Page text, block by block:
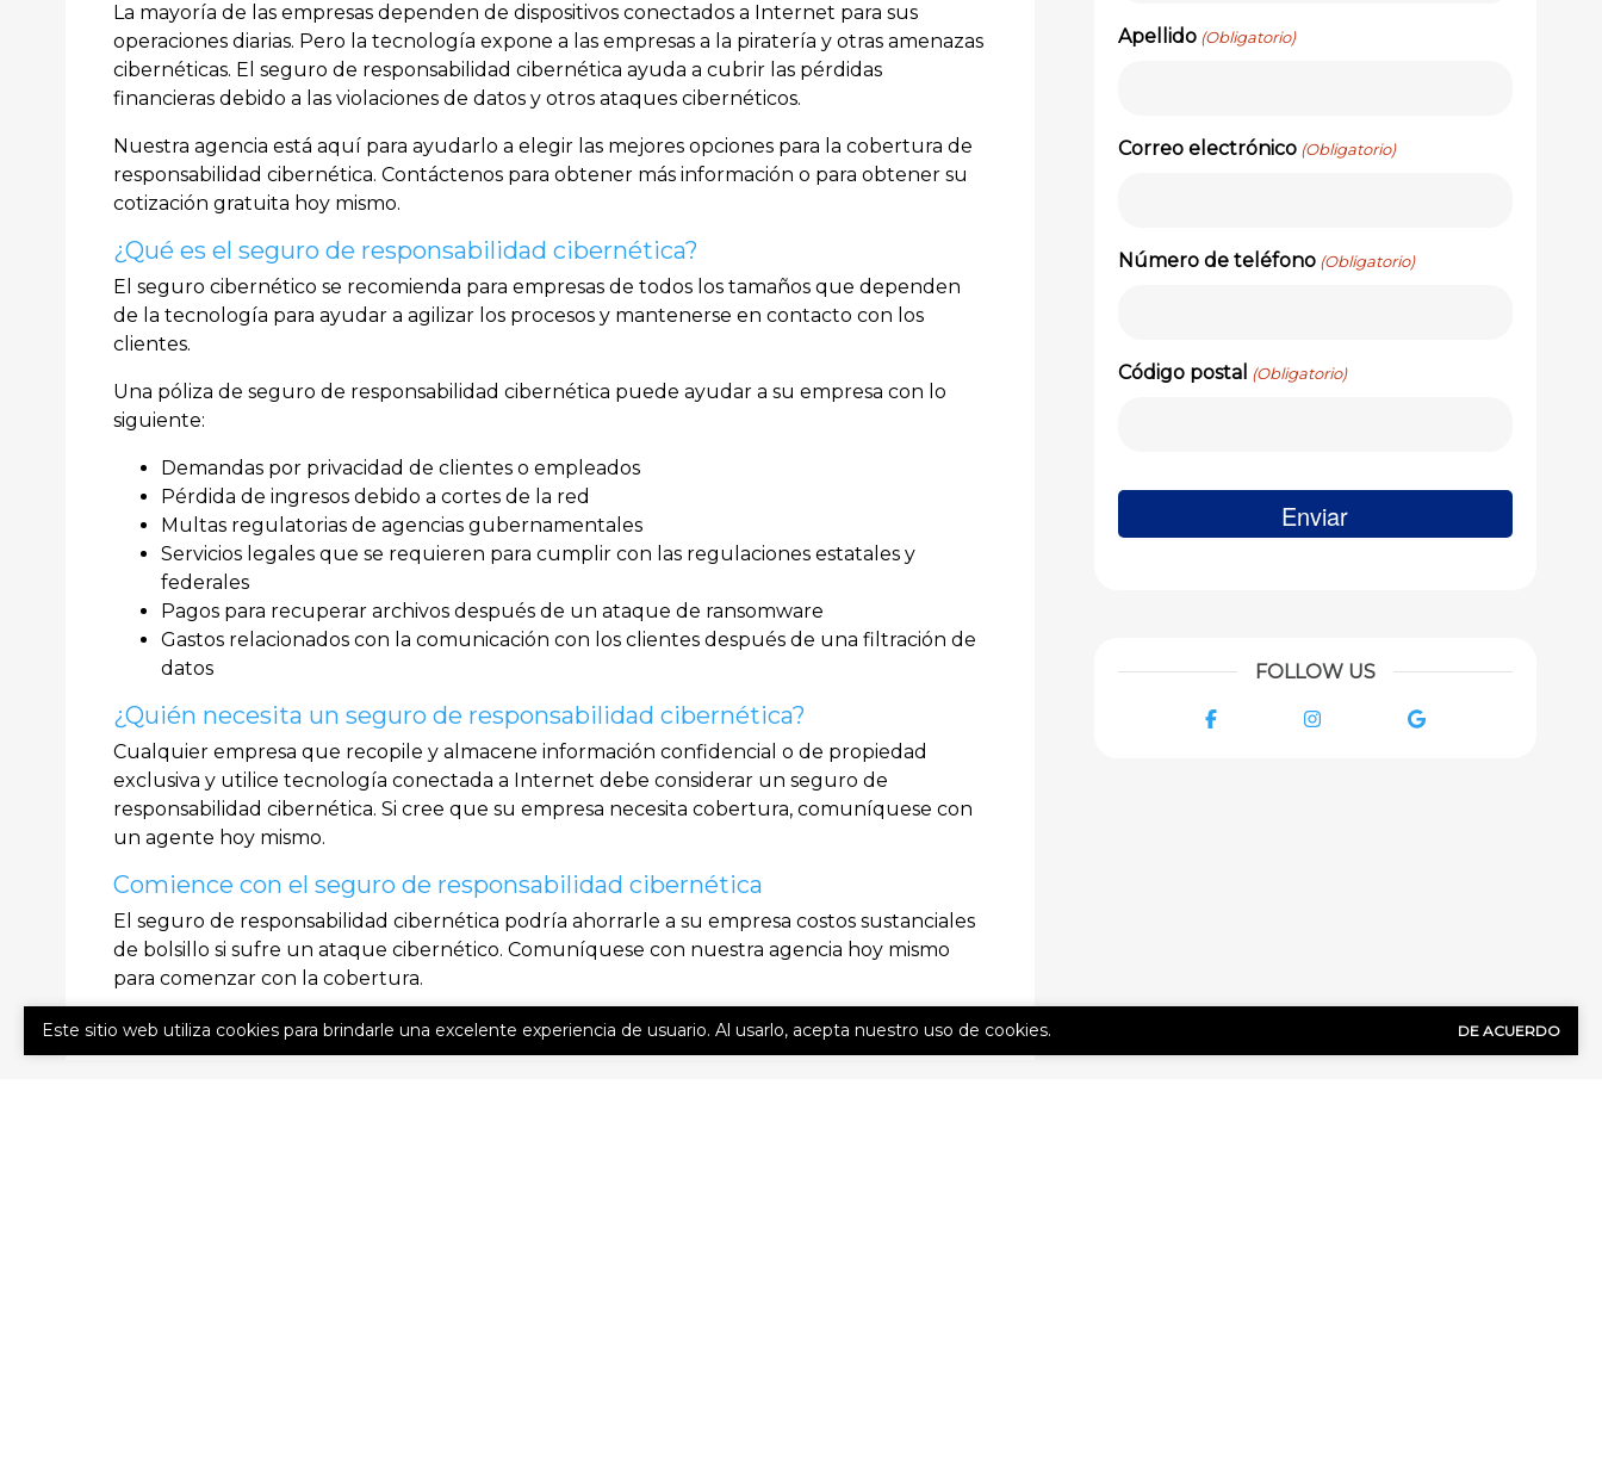
La mayoría de las empresas dependen de dispositivos conectados a Internet para sus
operaciones diarias. Pero la tecnología expone a las empresas a la piratería y otras amenazas
cibernéticas. El seguro de responsabilidad cibernética ayuda a cubrir las pérdidas
financieras debido a las violaciones de datos y otros ataques cibernéticos.
Nuestra agencia está aquí para ayudarlo a elegir las mejores opciones para la cobertura de
responsabilidad cibernética. Contáctenos para obtener más información o para obtener su
cotización gratuita hoy mismo.
¿Qué es el seguro de responsabilidad cibernética?
El seguro cibernético se recomienda para empresas de todos los tamaños que dependen
de la tecnología para ayudar a agilizar los procesos y mantenerse en contacto con los
clientes.
Una póliza de seguro de responsabilidad cibernética puede ayudar a su empresa con lo
siguiente:
Demandas por privacidad de clientes o empleados
Pérdida de ingresos debido a cortes de la red
Multas regulatorias de agencias gubernamentales
Servicios legales que se requieren para cumplir con las regulaciones estatales y
federales
Pagos para recuperar archivos después de un ataque de ransomware
Gastos relacionados con la comunicación con los clientes después de una filtración de
datos
¿Quién necesita un seguro de responsabilidad cibernética?
Cualquier empresa que recopile y almacene información confidencial o de propiedad
exclusiva y utilice tecnología conectada a Internet debe considerar un seguro de
responsabilidad cibernética. Si cree que su empresa necesita cobertura, comuníquese con
un agente hoy mismo.
Comience con el seguro de responsabilidad cibernética
El seguro de responsabilidad cibernética podría ahorrarle a su empresa costos sustanciales
de bolsillo si sufre un ataque cibernético. Comuníquese con nuestra agencia hoy mismo
para comenzar con la cobertura.
Apellido (Obligatorio)
Correo electrónico (Obligatorio)
Número de teléfono (Obligatorio)
Código postal (Obligatorio)
FOLLOW US
Facebook Instagram Google
Este sitio web utiliza cookies para brindarle una excelente experiencia de usuario. Al usarlo, acepta nuestro uso de cookies. DE ACUERDO